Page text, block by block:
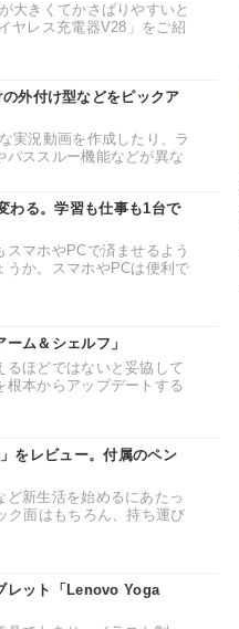
大きくてかさばりやすいと
ヤレス充電器V28」をご紹
外付け型などをピックア
実況動画を作成したり、ラ
ススルー機能などが異な
わる。学習も仕事も1台で
マホやPCで済ませるよう
うか。スマホやPCは便利で
ム＆シェルフ」
ほどではないと妥協して
本からアップデートする
をレビュー。付属のペン
新生活を始めるにあたっ
ク面はもちろん、持ち運び
レット「Lenovo Yoga